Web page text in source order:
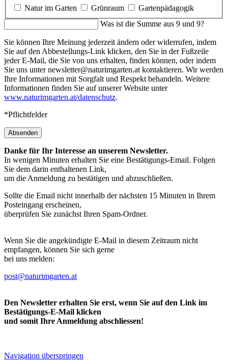
Natur im Garten
Grünraum
Gartenpädagogik
Was ist die Summe aus 9 und 9?
Sie können Ihre Meinung jederzeit ändern oder widerrufen, indem
Sie auf den Abbestellungs-Link klicken, den Sie in der Fußzeile
jeder E-Mail, die Sie von uns erhalten, finden können, oder indem
Sie uns unter newsletter@naturimgarten.at kontaktieren. Wir werden
Ihre Informationen mit Sorgfalt und Respekt behandeln. Weitere
Informationen finden Sie auf unserer Website unter
www.naturimgarten.at/datenschutz.
*Pflichtfelder
Absenden
Danke für Ihr Interesse an unserem Newsletter.
In wenigen Minuten erhalten Sie eine Bestätigungs-Email. Folgen
Sie dem darin enthaltenen Link,
um die Anmeldung zu bestätigen und abzuschließen.
Sollte die Email nicht innerhalb der nächsten 15 Minuten in Ihrem
Posteingang erscheinen,
überprüfen Sie zunächst Ihren Spam-Ordner.
Wenn Sie die angekündigte E-Mail in diesem Zeitraum nicht
empfangen, können Sie sich gerne
bei uns melden:
post@naturimgarten.at
Den Newsletter erhalten Sie erst, wenn Sie auf den Link im
Bestätigungs-E-Mail klicken
und somit Ihre Anmeldung abschliessen!
Navigation überspringen